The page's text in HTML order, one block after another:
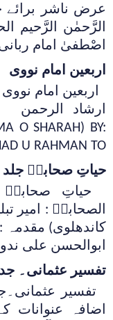
عرض ناشر برائے
الرَّحمٰن الرَّحیم
اصْطفیٰ امام
اربعین امام نووی
اربعین امام
O SHARAH) BY:
U RAHMAN TO...
حیاتِ صحابہؓ جلد
حیاتِ صحابہؓ
الصحابہؓ : امیر
کاندھلوی) مقدمہ
ابوالحسن علی
تفسیر عثمانی۔
تفسیر
اضافہ عنوانات